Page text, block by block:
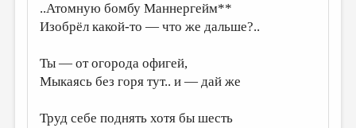
..Атомную бомбу Маннергейм**
Изобрёл какой-то — что же дальше?..
Ты — от огорода офигей,
Мыкаясь без горя тут.. и — дай же
Труд себе поднять хотя бы шесть